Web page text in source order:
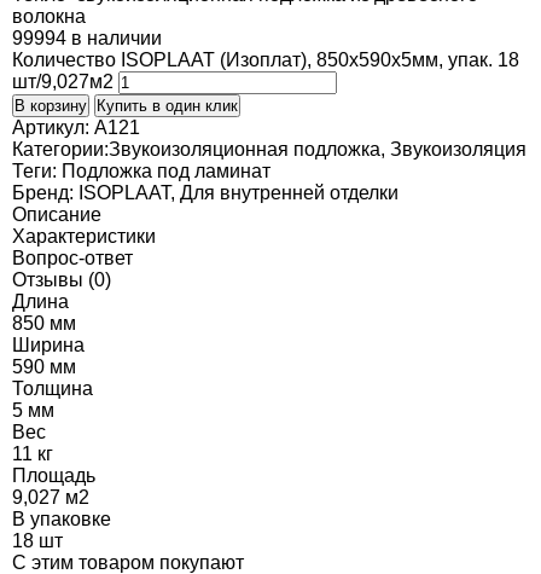
волокна
99994 в наличии
Количество ISOPLAAT (Изоплат), 850х590х5мм, упак. 18
шт/9,027м2
В корзину Купить в один клик
Артикул: A121
Категории:Звукоизоляционная подложка, Звукоизоляция
Теги: Подложка под ламинат
Бренд: ISOPLAAT, Для внутренней отделки
Описание
Характеристики
Вопрос-ответ
Отзывы (0)
Длина
850 мм
Ширина
590 мм
Толщина
5 мм
Вес
11 кг
Площадь
9,027 м2
В упаковке
18 шт
C этим товаром покупают